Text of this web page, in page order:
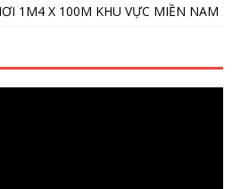
1M4 X 100M KHU VỰC MIỀN NAM